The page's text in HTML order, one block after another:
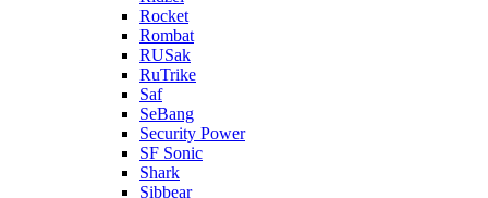
Rocket
Rombat
RUSak
RuTrike
Saf
SeBang
Security Power
SF Sonic
Shark
Sibbear